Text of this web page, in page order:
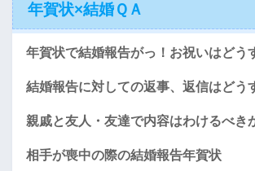
年賀状×結婚ＱＡ
年賀状で結婚報告がっ！お祝いはどう
結婚報告に対しての返事、返信はどう
親戚と友人・友達で内容はわけるべき
相手が喪中の際の結婚報告年賀状